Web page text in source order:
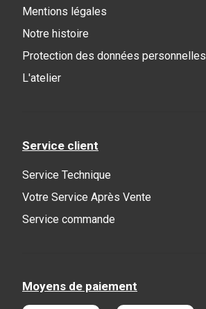
Mentions légales
Notre histoire
Protection des données personnelles
L'atelier
Service client
Service Technique
Votre Service Après Vente
Service commande
Moyens de paiement